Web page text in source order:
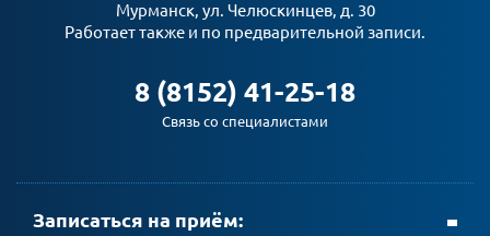
Мурманск, ул. Челюскинцев, д. 30
Работает также и по предварительной записи.
8 (8152) 41-25-18
Связь со специалистами
Записаться на приём: